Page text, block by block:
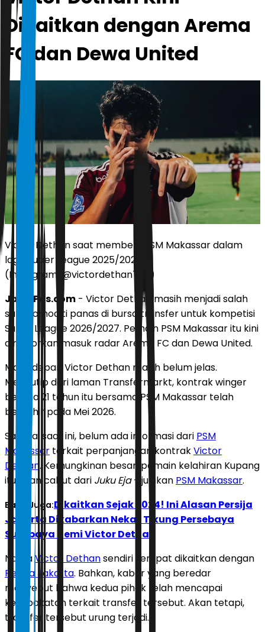
Dikaitkan dengan Arema
FC dan Dewa United
Victor Dethan saat membela PSM Makassar dalam
laga Super League 2025/2026.
(Instagram/@victordethan777)
JawaPos.com - Victor Dethan masih menjadi salah
satu komoditi panas di bursa transfer untuk kompetisi
Super League 2026/2027. Pemain PSM Makassar itu kini
dirumorkan masuk radar Arema FC dan Dewa United.
Masa depan Victor Dethan masih belum jelas.
Mengutip dari laman Transfermarkt, kontrak winger
berusia 21 tahun itu bersama PSM Makassar telah
berakhir pada Mei 2026.
Sampai saat ini, belum ada informasi dari PSM
Makassar terkait perpanjangan kontrakVictor
Dethan. Kemungkinan besar, pemain kelahiran Kupang
itu akan cabut dari Juku Eja- julukan PSM Makassar.
Baca Juga:Dikaitkan Sejak 2024! Ini Alasan Persija
Jakarta Dikabarkan Nekat Tikung Persebaya
Surabaya demi Victor Dethan
NamaVictor Dethansendiri sempat dikaitkan dengan
Persija Jakarta. Bahkan, kabar yang beredar
menyebut bahwa kedua pihak telah mencapai
kesepakatan terkait transfer tersebut. Akan tetapi,
transfer tersebut urung terjadi.